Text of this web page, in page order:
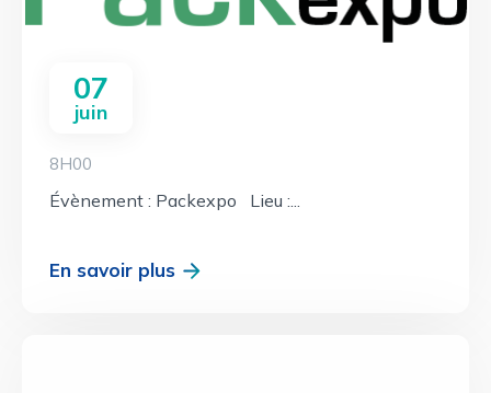
07
juin
8H00
Évènement : Packexpo Lieu :...
En savoir plus